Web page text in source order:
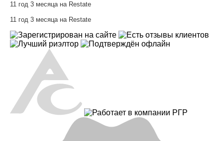
11 год 3 месяца на Restate
11 год 3 месяца на Restate